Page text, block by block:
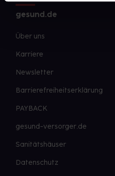
gesund.de
Über uns
Karriere
Newsletter
Barrierefreiheitserklärung
PAYBACK
gesund-versorger.de
Sanitätshäuser
Datenschutz